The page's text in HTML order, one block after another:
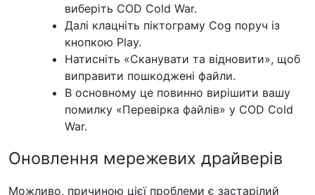
виберіть COD Cold War.
Далі клацніть піктограму Cog поруч із
кнопкою Play.
Натисніть «Сканувати та відновити», щоб
виправити пошкоджені файли.
В основному це повинно вирішити вашу
помилку «Перевірка файлів» у COD Cold
War.
Оновлення мережевих драйверів
Можливо, причиною цієї проблеми є застарілий